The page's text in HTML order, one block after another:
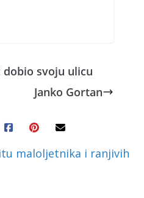
dobio svoju ulicu
Janko Gortan